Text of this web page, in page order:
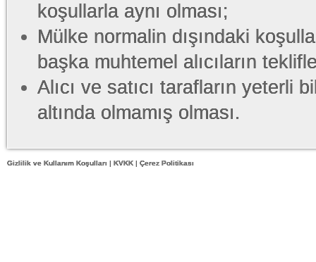
koşullarla aynı olması;
Mülke normalin dışındaki
başka muhtemel alıcıların
Alıcı ve satıcı tarafların yeterli
altında olmamış olması.
Gizlilik ve Kullanım Koşulları KVKK Çerez Politikası